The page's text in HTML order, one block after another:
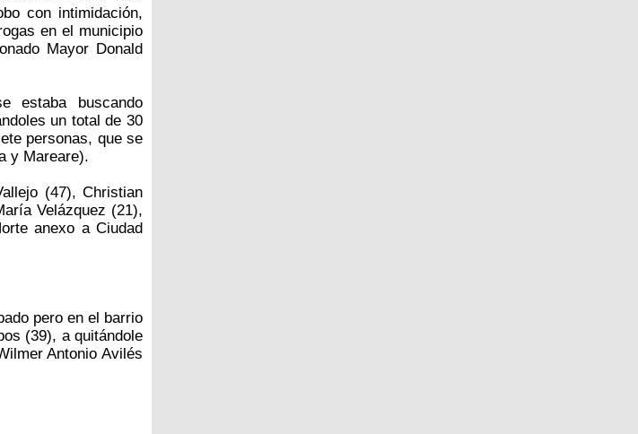
con intimidación,
en el municipio
Mayor Donald
estaba buscando
un total de 30
personas, que se
y Mareare).
(47), Christian
Velázquez (21),
anexo a Ciudad
pero en el barrio
(39), a quitándole
Antonio Avilés